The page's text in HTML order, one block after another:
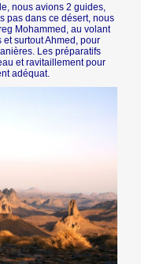
nous avions 2 guides,
pas dans ce désert, nous
Mohammed, au volant
surtout Ahmed, pour
Les préparatifs
et ravitaillement pour
adéquat.